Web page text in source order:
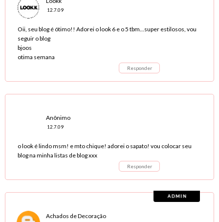
12.7.09
Oii, seu blog é ótimo!! Adorei o look 6 e o 5 tbm...super estilosos, vou
seguir o blog
bjoos
otima semana
Responder
Anônimo
12.7.09
o look é lindo msm! e mto chique! adorei o sapato! vou colocar seu
blog na minha listas de blog xxx
Responder
Achados de Decoração